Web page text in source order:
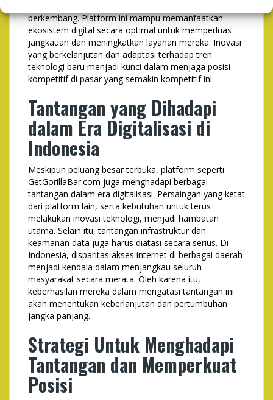
berkembang. Platform ini mampu memanfaatkan
ekosistem digital secara optimal untuk memperluas
jangkauan dan meningkatkan layanan mereka. Inovasi
yang berkelanjutan dan adaptasi terhadap tren
teknologi baru menjadi kunci dalam menjaga posisi
kompetitif di pasar yang semakin kompetitif ini.
Tantangan yang Dihadapi
dalam Era Digitalisasi di
Indonesia
Meskipun peluang besar terbuka, platform seperti
GetGorillaBar.com juga menghadapi berbagai
tantangan dalam era digitalisasi. Persaingan yang ketat
dari platform lain, serta kebutuhan untuk terus
melakukan inovasi teknologi, menjadi hambatan
utama. Selain itu, tantangan infrastruktur dan
keamanan data juga harus diatasi secara serius. Di
Indonesia, disparitas akses internet di berbagai daerah
menjadi kendala dalam menjangkau seluruh
masyarakat secara merata. Oleh karena itu,
keberhasilan mereka dalam mengatasi tantangan ini
akan menentukan keberlanjutan dan pertumbuhan
jangka panjang.
Strategi Untuk Menghadapi
Tantangan dan Memperkuat
Posisi